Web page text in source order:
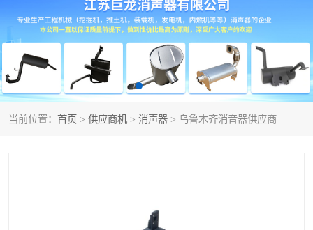
当前位置： 首页 > 供应商机 > 消声器 > 乌鲁木齐消音器供应商
消声器